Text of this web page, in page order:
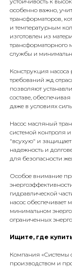
особенно важно,
трансформаторов,
и температурным
изготовлен из
трансформаторного
службы и
Конструкция насоса
требований жд
позволяют
составе,
даже в условиях
Насос масляный
системой контроля
"всухую" и защищает
надежность и
для безопасности
Особое внимание
гидравлической
насос обеспечивает
минимальном
ограниченных
Ищите, где
Компания «Системы
производством и